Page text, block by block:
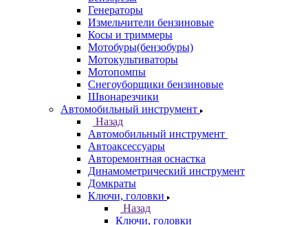
Генераторы
Измельчители бензиновые
Косы и триммеры
Мотобуры(бензобуры)
Мотокультиваторы
Мотопомпы
Снегоуборщики бензиновые
Швонарезчики
Автомобильный инструмент
Назад
Автомобильный инструмент
Автоаксессуары
Авторемонтная оснастка
Динамометрический инструмент
Домкраты
Ключи, головки
Назад
Ключи, головки